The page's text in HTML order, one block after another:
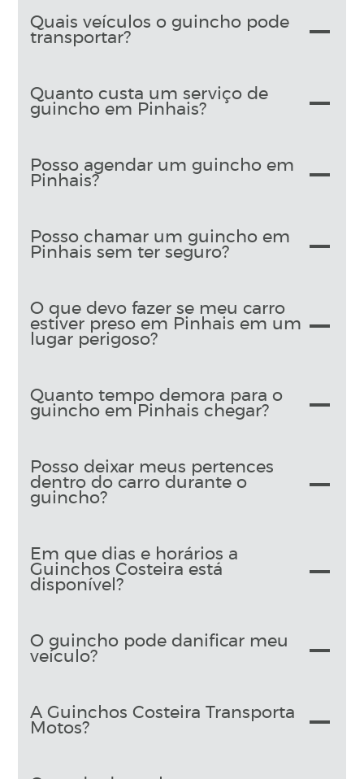
Quais veículos o guincho pode
transportar?
Quanto custa um serviço de
guincho em Pinhais?
Posso agendar um guincho em
Pinhais?
Posso chamar um guincho em
Pinhais sem ter seguro?
O que devo fazer se meu carro
estiver preso em Pinhais em um
lugar perigoso?
Quanto tempo demora para o
guincho em Pinhais chegar?
Posso deixar meus pertences
dentro do carro durante o
guincho?
Em que dias e horários a
Guinchos Costeira está
disponível?
O guincho pode danificar meu
veículo?
A Guinchos Costeira Transporta
Motos?